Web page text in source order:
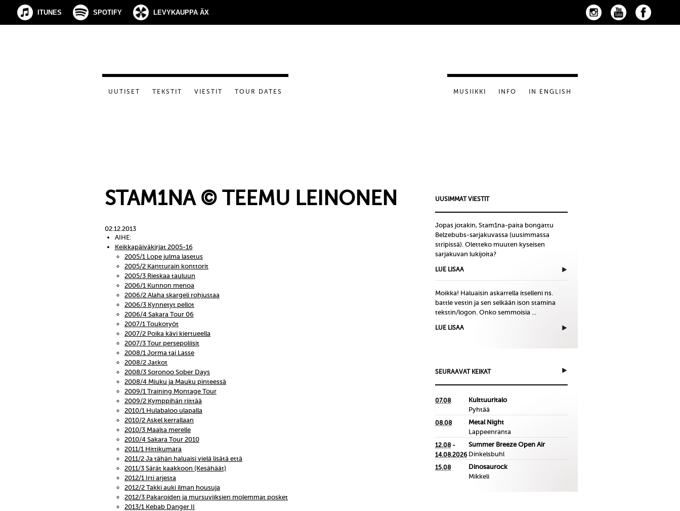
ITUNES SPOTIFY LEVYKAUPPA ÄX
UUTISET TEKSTIT VIESTIT TOUR DATES MUSIIKKI INFO IN ENGLISH
STAM1NA © TEEMU LEINONEN
02.12.2013
AIHE:
Keikkapäiväkirjat 2005-16
2005/1 Lope julma lasetus
2005/2 Kantturain konttorit
2005/3 Rieskaa tauluun
2006/1 Kunnon menoa
2006/2 Alaha skargeli rohjustaa
2006/3 Kynnetyt pellot
2006/4 Sakara Tour 06
2007/1 Toukotyöt
2007/2 Poika kävi kiertueella
2007/3 Tour persepoliisit
2008/1 Jorma tai Lasse
2008/2 Jatkot
2008/3 Soronoo Sober Days
2008/4 Miuku ja Mauku pinteessä
2009/1 Training Montage Tour
2009/2 Kymppihän riittää
2010/1 Hulabaloo ulapalla
2010/2 Askel kerrallaan
2010/3 Maalta merelle
2010/4 Sakara Tour 2010
2011/1 Hittikumara
2011/2 Ja tähän haluaisi vielä lisätä että
2011/3 Särät kaakkoon (Kesähäät)
2012/1 Irti arjesta
2012/2 Takki auki ilman housuja
2012/3 Pakaroiden ja mursuviiksien molemmat posket
2013/1 Kebab Danger II
UUSIMMAT VIESTIT
Jopas jotakin, Stam1na-paita bongattu
Belzebubs-sarjakuvassa (uusimmassa
stripissä). Oletteko muuten kyseisen
sarjakuvan lukijoita?
LUE LISAA
Moikka! Haluaisin askarrella itselleni ns.
battle vestin ja sen selkään ison stamina
tekstin/logon. Onko semmoisia ...
LUE LISAA
SEURAAVAT KEIKAT
07.08
Kulttuuritalo
Pyhtää
08.08
Metal Night
Lappeenranta
12.08 -
14.08.2026
Summer Breeze Open Air
Dinkelsbuhl
15.08
Dinosaurock
Mikkeli